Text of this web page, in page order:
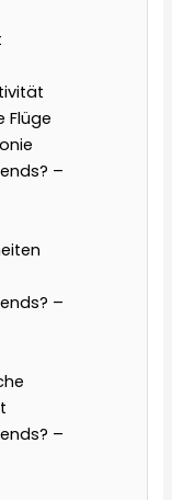
Flüge
–
–
–